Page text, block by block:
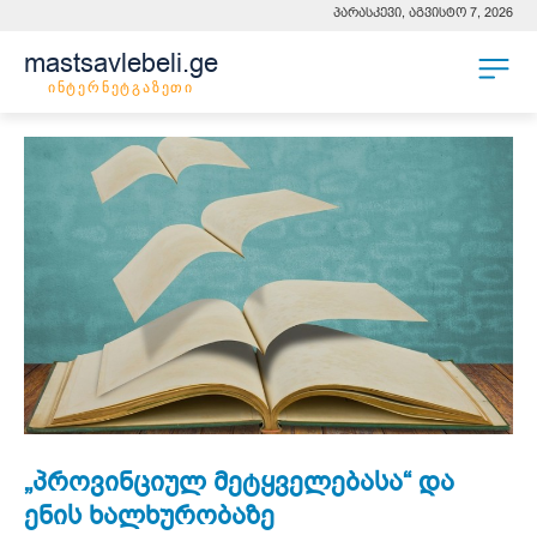
პარასკევი, აგვისტო 7, 2026
mastsavlebeli.ge
ინტერნეტგაზეთი
„პროვინციულ მეტყველებასა“ და
ენის ხალხურობაზე